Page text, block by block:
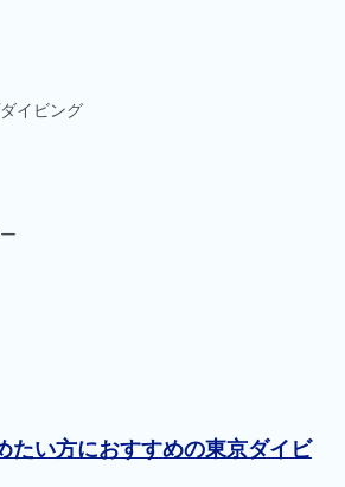
イビング
たい方におすすめの東京ダイビ